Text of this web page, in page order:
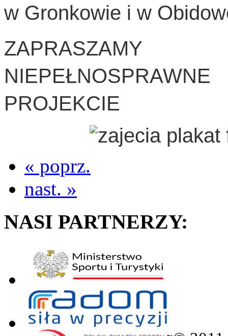
w Gronkowie i w
PROJEKCIE
« poprz.
nast. »
NASI PARTNERZY: